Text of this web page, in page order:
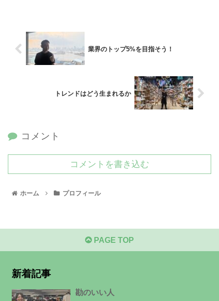
業界のトップ5%を目指そう！
トレンドはどう生まれるか
コメント
コメントを書き込む
ホーム プロフィール
PAGE TOP
新着記事
勘のいい人